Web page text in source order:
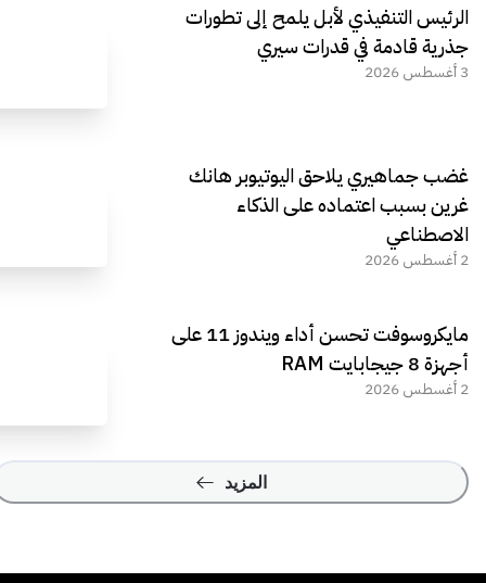
الرئيس التنفيذي لأبل يلمح إلى تطورات
جذرية قادمة في قدرات سيري
3 أغسطس 2026
غضب جماهيري يلاحق اليوتيوبر هانك
غرين بسبب اعتماده على الذكاء
الاصطناعي
2 أغسطس 2026
مايكروسوفت تحسن أداء ويندوز 11 على
أجهزة 8 جيجابايت RAM
2 أغسطس 2026
المزيد